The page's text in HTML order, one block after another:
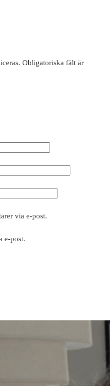
Obligatoriska fält är
via e-post.
e-post.